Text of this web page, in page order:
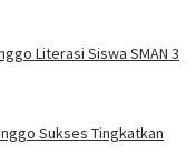
Literasi Siswa SMAN 3
Sukses Tingkatkan